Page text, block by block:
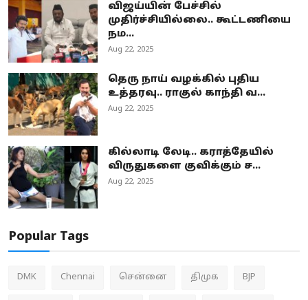
விஜய்யின் பேச்சில்
முதிர்ச்சியில்லை.. கூட்டணியை
நம...
Aug 22, 2025
தெரு நாய் வழக்கில் புதிய
உத்தரவு.. ராகுல் காந்தி வ...
Aug 22, 2025
கில்லாடி லேடி.. கராத்தேயில்
விருதுகளை குவிக்கும் ச...
Aug 22, 2025
Popular Tags
DMK Chennai சென்னை திமுக BJP